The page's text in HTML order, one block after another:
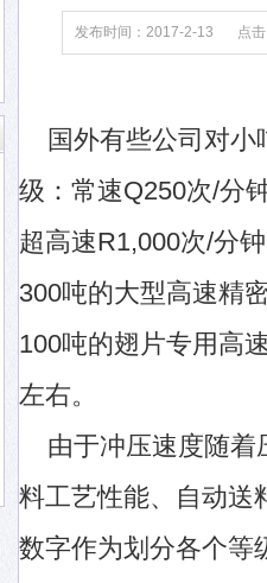
发布时间：2017-2-13 点
国外有些公司对小
级：常速Q250次/分
超高速R1,000次/分
300吨的大型高速精
100吨的翅片专用高
左右。
由于冲压速度随着
料工艺性能、自动送
数字作为划分各个等